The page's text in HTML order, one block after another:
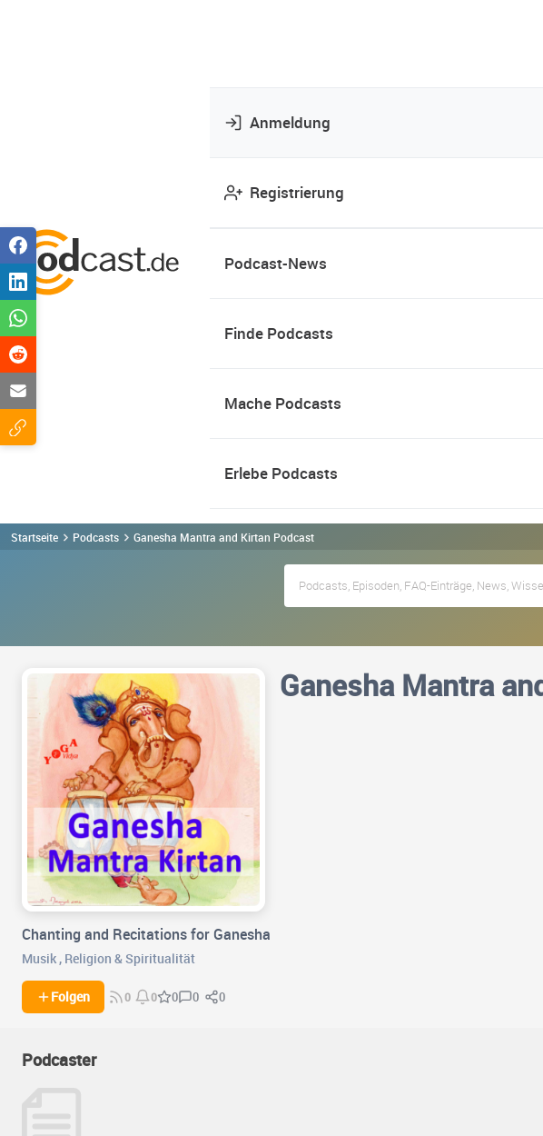
Anmeldung
Registrierung
Podcast-News
Finde Podcasts
Mache Podcasts
Erlebe Podcasts
Startseite Podcasts Ganesha Mantra and Kirtan Podcast
Ganesha Mantra
Chanting and Recitations for Ganesha
Musik , Religion & Spiritualität
Folgen 0 0 0 0 0
Podcaster